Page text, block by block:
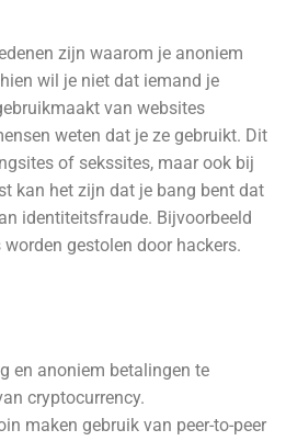
zijn waarom je anoniem
wil je niet dat iemand je
van websites
weten dat je ze gebruikt. Dit
of sekssites, maar ook bij
kan het zijn dat je bang bent dat
identiteitsfraude. Bijvoorbeeld
gestolen door hackers.
en anoniem betalingen te
cryptocurrency.
maken gebruik van peer-to-peer